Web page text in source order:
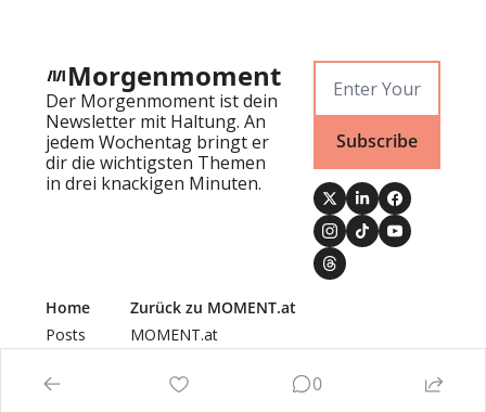
Morgenmoment
Der Morgenmoment ist dein
Newsletter mit Haltung. An
jedem Wochentag bringt er
dir die wichtigsten Themen
in drei knackigen Minuten.
Subscribe
Home
Posts
Newsletters
Authors
Zurück zu MOMENT.at
MOMENT.at
0